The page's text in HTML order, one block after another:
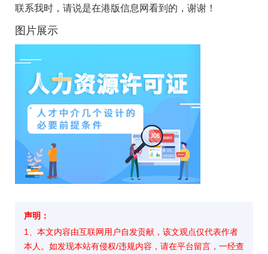
联系我时，请说是在港版信息网看到的，谢谢！
图片展示
声明：
1、本文内容由互联网用户自发贡献，该文观点仅代表作者
本人。如发现本站有侵权/违规内容，请在平台留言，一经查